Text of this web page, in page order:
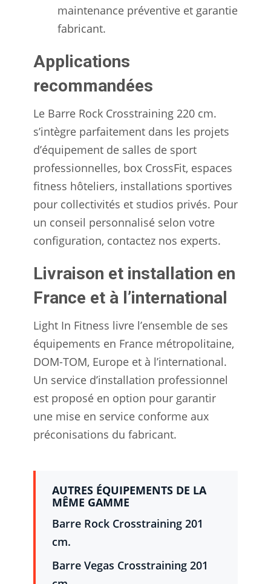
maintenance préventive et garantie
fabricant.
Applications
recommandées
Le Barre Rock Crosstraining 220 cm.
s’intègre parfaitement dans les projets
d’équipement de salles de sport
professionnelles, box CrossFit, espaces
fitness hôteliers, installations sportives
pour collectivités et studios privés. Pour
un conseil personnalisé selon votre
configuration, contactez nos experts.
Livraison et installation en
France et à l’international
Light In Fitness livre l’ensemble de ses
équipements en France métropolitaine,
DOM-TOM, Europe et à l’international.
Un service d’installation professionnel
est proposé en option pour garantir
une mise en service conforme aux
préconisations du fabricant.
AUTRES ÉQUIPEMENTS DE LA
MÊME GAMME
Barre Rock Crosstraining 201
cm.
Barre Vegas Crosstraining 201